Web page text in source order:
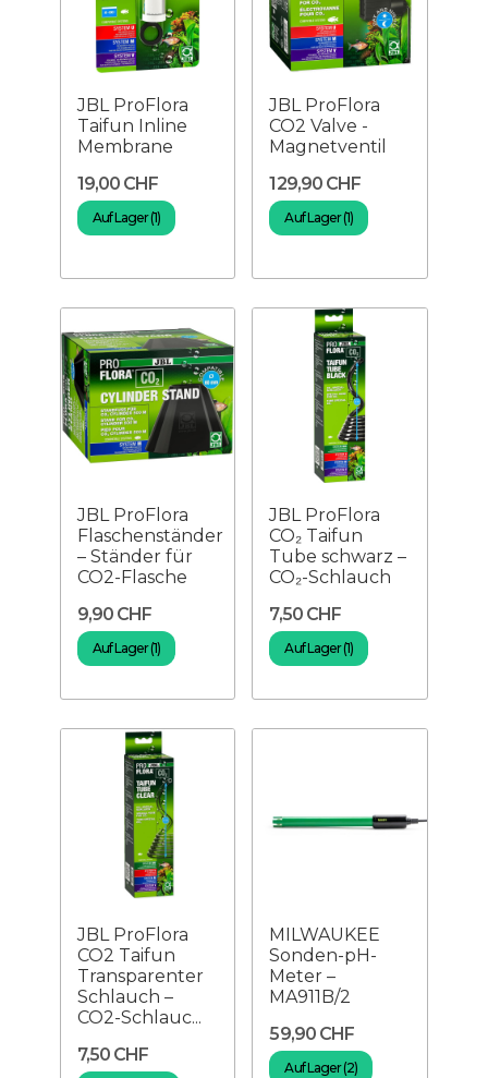
JBL ProFlora
Taifun Inline
Membrane
19,00 CHF
Auf Lager (1)
JBL ProFlora
CO2 Valve -
Magnetventil
129,90 CHF
Auf Lager (1)
JBL ProFlora
Flaschenständer
– Ständer für
CO2-Flasche
9,90 CHF
Auf Lager (1)
JBL ProFlora
CO₂ Taifun
Tube schwarz –
CO₂-Schlauch
7,50 CHF
Auf Lager (1)
JBL ProFlora
CO2 Taifun
Transparenter
Schlauch –
CO2-Schlauc...
7,50 CHF
MILWAUKEE
Sonden-pH-
Meter –
MA911B/2
59,90 CHF
Auf Lager (2)